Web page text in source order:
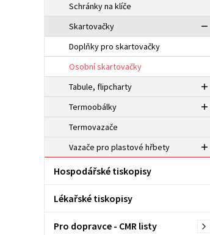
Schránky na klíče
Skartovačky
Doplňky pro skartovačky
Osobní skartovačky
Tabule, flipcharty
Termoobálky
Termovazače
Vazače pro plastové hřbety
Hospodářské tiskopisy
Lékařské tiskopisy
Pro dopravce - CMR listy